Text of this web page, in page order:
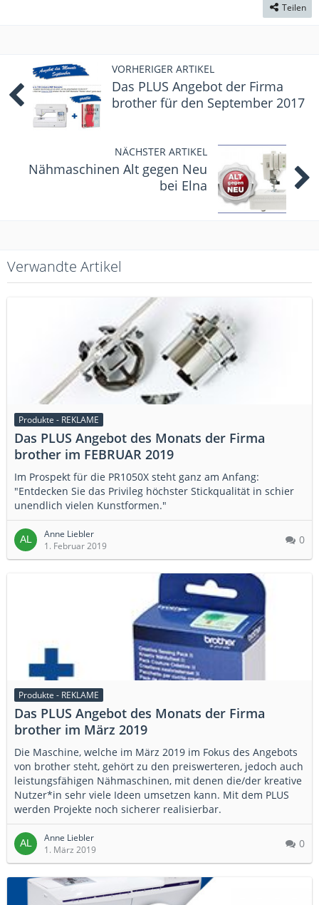
Teilen
VORHERIGER ARTIKEL
Das PLUS Angebot der Firma
brother für den September 2017
NÄCHSTER ARTIKEL
Nähmaschinen Alt gegen Neu
bei Elna
Verwandte Artikel
Produkte - REKLAME
Das PLUS Angebot des Monats der Firma
brother im FEBRUAR 2019
Im Prospekt für die PR1050X steht ganz am Anfang:
"Entdecken Sie das Privileg höchster Stickqualität in schier
unendlich vielen Kunstformen."
Anne Liebler
1. Februar 2019
0
Produkte - REKLAME
Das PLUS Angebot des Monats der Firma
brother im März 2019
Die Maschine, welche im März 2019 im Fokus des Angebots
von brother steht, gehört zu den preiswerteren, jedoch auch
leistungsfähigen Nähmaschinen, mit denen die/der kreative
Nutzer*in sehr viele Ideen umsetzen kann. Mit dem PLUS
werden Projekte noch sicherer realisierbar.
Anne Liebler
1. März 2019
0